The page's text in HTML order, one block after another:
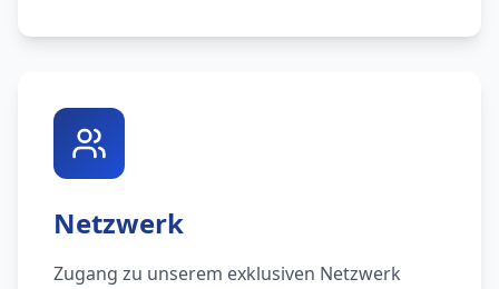
Netzwerk
Zugang zu unserem exklusiven Netzwerk